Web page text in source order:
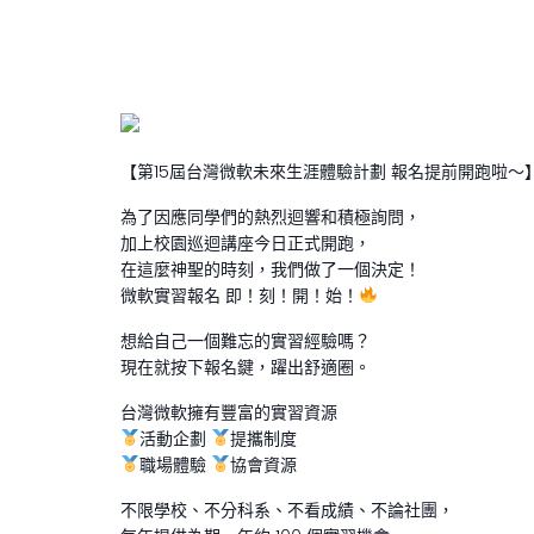
【第15屆台灣微軟未來生涯體驗計劃 報名提前開跑啦～
為了因應同學們的熱烈迴響和積極詢問，
加上校園巡迴講座今日正式開跑，
在這麼神聖的時刻，我們做了一個決定！
微軟實習報名 即！刻！開！始！
想給自己一個難忘的實習經驗嗎？
現在就按下報名鍵，躍出舒適圈。
台灣微軟擁有豐富的實習資源
活動企劃
提攜制度
職場體驗
協會資源
不限學校、不分科系、不看成績、不論社團，